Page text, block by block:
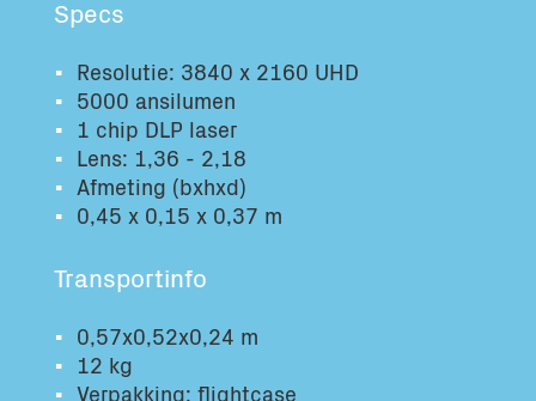
Totaal volume:
Specs
Resolutie: 3840 x 2160 UHD
5000 ansilumen
1 chip DLP laser
Lens: 1,36 - 2,18
Afmeting (bxhxd)
0,45 x 0,15 x 0,37 m
Transportinfo
0,57x0,52x0,24 m
12 kg
Verpakking: flightcase